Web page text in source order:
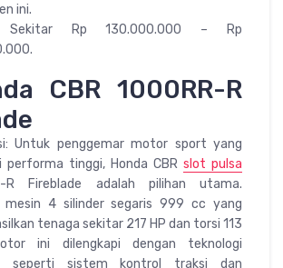
ini.
Sekitar Rp 130.000.000 – Rp
CBR 1000RR-R
Untuk penggemar motor sport yang
performa tinggi, Honda CBR slot pulsa
R Fireblade adalah pilihan utama.
mesin 4 silinder segaris 999 cc yang
tenaga sekitar 217 HP dan torsi 113
ini dilengkapi dengan teknologi
seperti sistem kontrol traksi dan